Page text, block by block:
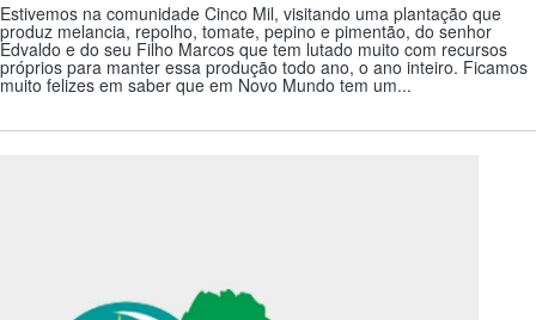
Estivemos na comunidade Cinco Mil, visitando uma plantação que
produz melancia, repolho, tomate, pepino e pimentão, do senhor
Edvaldo e do seu Filho Marcos que tem lutado muito com recursos
próprios para manter essa produção todo ano, o ano inteiro. Ficamos
muito felizes em saber que em Novo Mundo tem um...